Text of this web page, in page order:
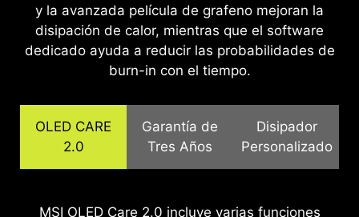
y la avanzada película de grafeno mejoran la
disipación de calor, mientras que el software
dedicado ayuda a reducir las probabilidades de
burn-in con el tiempo.
OLED CARE
2.0
Garantía de
Tres Años
Disipador
Personalizado
MSI OLED Care 2.0 incluye varias funciones
MSI reconoce la importancia de brindar un
Los paneles QD-OLED cuentan con película de